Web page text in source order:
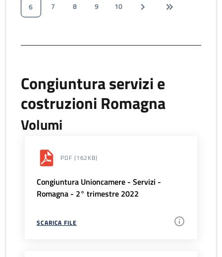
6
7 8 9 10
Congiuntura servizi e
costruzioni Romagna
Volumi
PDF (162KB)
Congiuntura Unioncamere - Servizi -
Romagna - 2° trimestre 2022
SCARICA FILE